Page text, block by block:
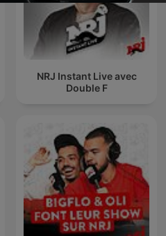
NRJ Instant Live avec
Double F